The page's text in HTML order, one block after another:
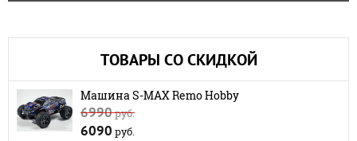
ТОВАРЫ СО СКИДКОЙ
Машина S-MAX Remo Hobby
6990руб.
6090 руб.